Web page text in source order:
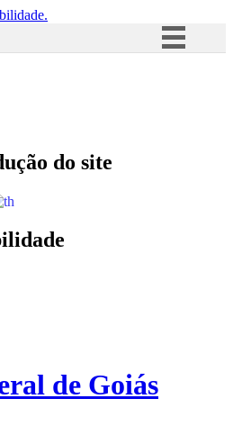
Acesso à informação
do site
de Goiás